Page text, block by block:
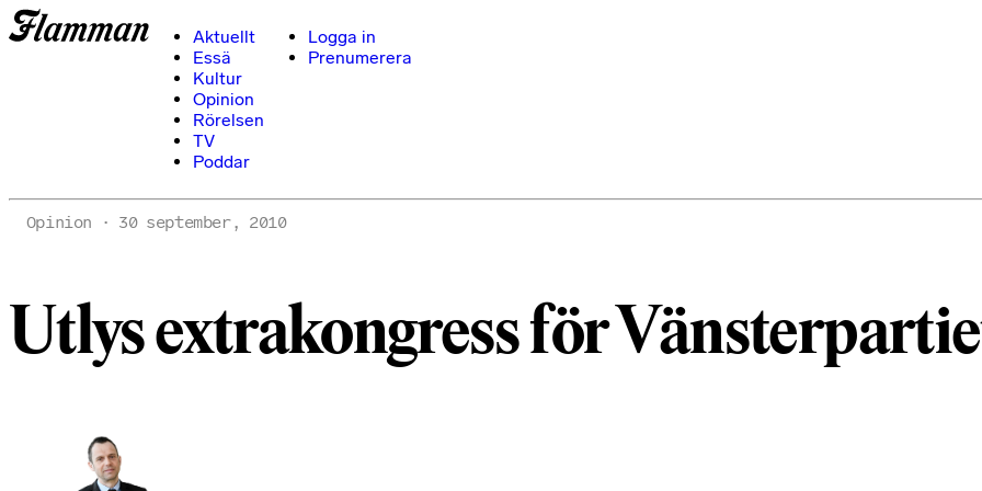
Aktuellt
Essä
Kultur
Opinion
Rörelsen
TV
Poddar
Logga in
Prenumerera
Opinion 30 september, 2010
Utlys extrakongress för